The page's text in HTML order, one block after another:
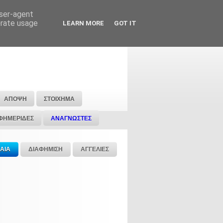
ΑΠΟΨΗ ΣΤΟΙΧΗΜΑ
ΑΝΑΓΝΩΣΤΕΣ
ΔΙΑΦΗΜΙΣΗ ΑΓΓΕΛΙΕΣ
agent
usage
LEARN MORE GOT IT